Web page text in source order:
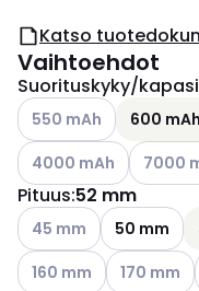
Katso
Vaihtoehdot
Suorituskyky/
Katso käytettävissä
550 mAh 600 mAh
Katso käytettävissä
4000 mAh Katso
7000
Pituus:52 mm
Katso käytettävissä
45 mm 50 mm
Katso käytettävissä
160 mm Katso
170 mm